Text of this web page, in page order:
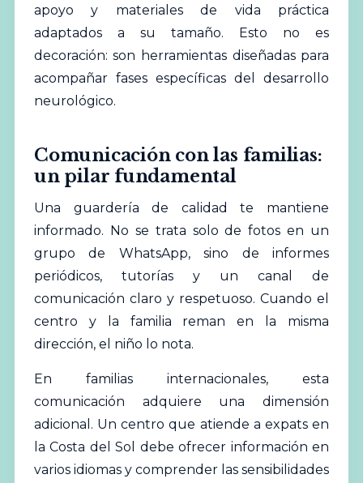
apoyo y materiales de vida práctica
adaptados a su tamaño. Esto no es
decoración: son herramientas diseñadas para
acompañar fases específicas del desarrollo
neurológico.
Comunicación con las familias:
un pilar fundamental
Una guardería de calidad te mantiene
informado. No se trata solo de fotos en un
grupo de WhatsApp, sino de informes
periódicos, tutorías y un canal de
comunicación claro y respetuoso. Cuando el
centro y la familia reman en la misma
dirección, el niño lo nota.
En familias internacionales, esta
comunicación adquiere una dimensión
adicional. Un centro que atiende a expats en
la Costa del Sol debe ofrecer información en
varios idiomas y comprender las sensibilidades